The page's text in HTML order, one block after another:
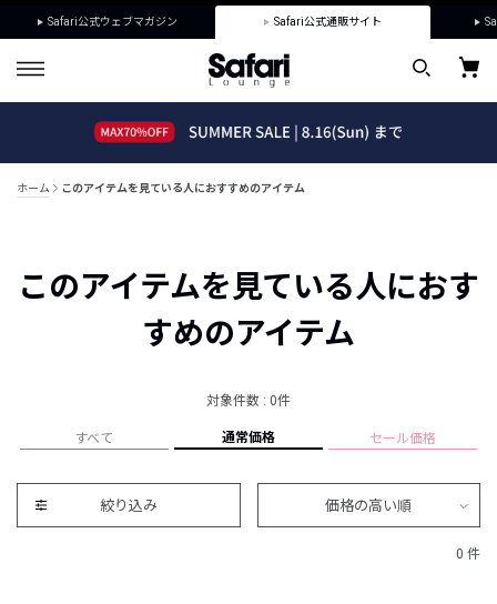
Safari公式ウェブマガジン Safari公式通販サイト
ホーム このアイテムを見ている人におすすめのアイテム
このアイテムを見ている人におす
すめのアイテム
対象件数 : 0件
すべて 通常価格 セール価格
絞り込み 価格の高い順
0 件